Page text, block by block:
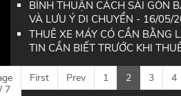
BÌNH THUẬN CÁCH SÀI GÒN
VÀ LƯU Ý DI CHUYỂN - 16/05/
THUÊ XE MÁY CÓ CẦN BẰNG
TIN CẦN BIẾT TRƯỚC KHI
7
First Prev 1 2 3 4